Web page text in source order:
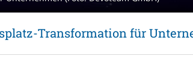
Transformation für